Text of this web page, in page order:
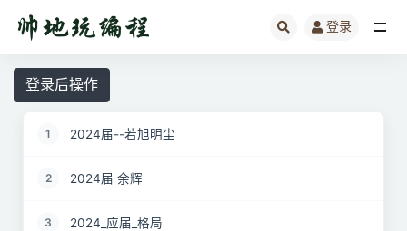
登录
登录后操作
1 2024届--若旭明尘
2 2024届 余辉
3 2024_应届_格局